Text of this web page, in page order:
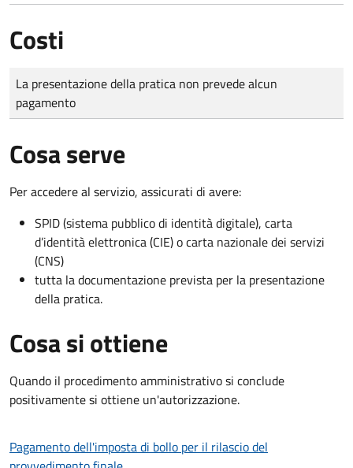
Costi
Tipo di pagamento
Importo
La presentazione della pratica non prevede alcun
pagamento
Cosa serve
Per accedere al servizio, assicurati di avere:
SPID (sistema pubblico di identità digitale), carta
d’identità elettronica (CIE) o carta nazionale dei servizi
(CNS)
tutta la documentazione prevista per la presentazione
della pratica.
Cosa si ottiene
Quando il procedimento amministrativo si conclude
positivamente si ottiene un'autorizzazione.
Pagamento dell'imposta di bollo per il rilascio del